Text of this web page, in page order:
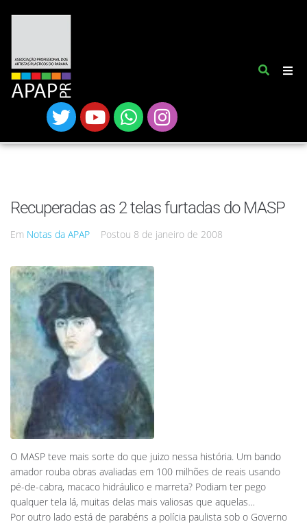
Recuperadas as 2 telas furtadas do MASP
Em Notas da APAP Postou 8 de janeiro de 2008
O MASP teve mais sorte do que juizo nessa história. Um bando
amador rouba obras avaliadas em 100 milhões de reais usando
pé-de-cabra, macaco hidráulico e marreta? Podiam ter pego
qualquer tela lá, muitas delas mais valiosas que aquelas…
Por outro lado está de parabéns a polícia paulista sob o Governo